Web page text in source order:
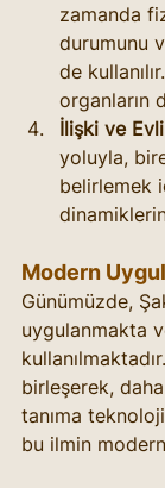
zamanda
durumunu
de
organların
İlişki ve
yoluyla,
belirlemek
Modern
Günümüzde,
uygulanmakta
birleşerek,
tanıma
bu ilmin